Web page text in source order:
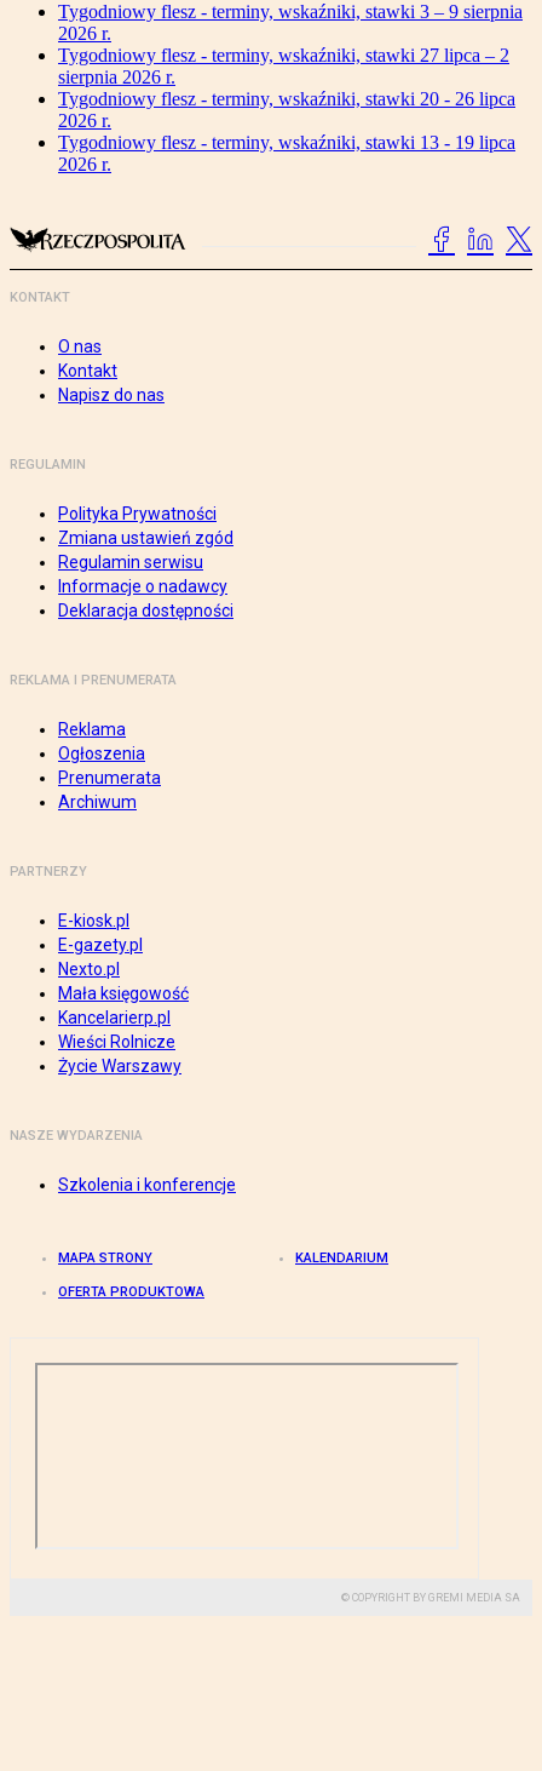
Tygodniowy flesz - terminy, wskaźniki, stawki 3 – 9 sierpnia
2026 r.
Tygodniowy flesz - terminy, wskaźniki, stawki 27 lipca – 2
sierpnia 2026 r.
Tygodniowy flesz - terminy, wskaźniki, stawki 20 - 26 lipca
2026 r.
Tygodniowy flesz - terminy, wskaźniki, stawki 13 - 19 lipca
2026 r.
KONTAKT
O nas
Kontakt
Napisz do nas
REGULAMIN
Polityka Prywatności
Zmiana ustawień zgód
Regulamin serwisu
Informacje o nadawcy
Deklaracja dostępności
REKLAMA I PRENUMERATA
Reklama
Ogłoszenia
Prenumerata
Archiwum
PARTNERZY
E-kiosk.pl
E-gazety.pl
Nexto.pl
Mała księgowość
Kancelarierp.pl
Wieści Rolnicze
Życie Warszawy
NASZE WYDARZENIA
Szkolenia i konferencje
MAPA STRONY KALENDARIUM
OFERTA PRODUKTOWA
© COPYRIGHT BY GREMI MEDIA SA